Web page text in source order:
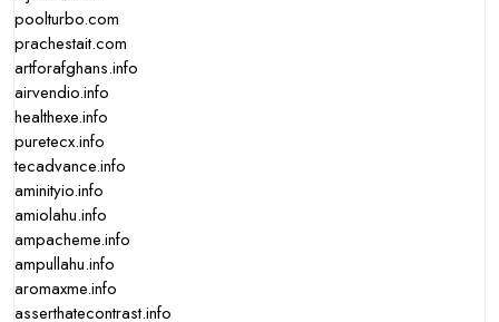
poolturbo.com
prachestait.com
artforafghans.info
airvendio.info
healthexe.info
puretecx.info
tecadvance.info
aminityio.info
amiolahu.info
ampacheme.info
ampullahu.info
aromaxme.info
asserthatecontrast.info